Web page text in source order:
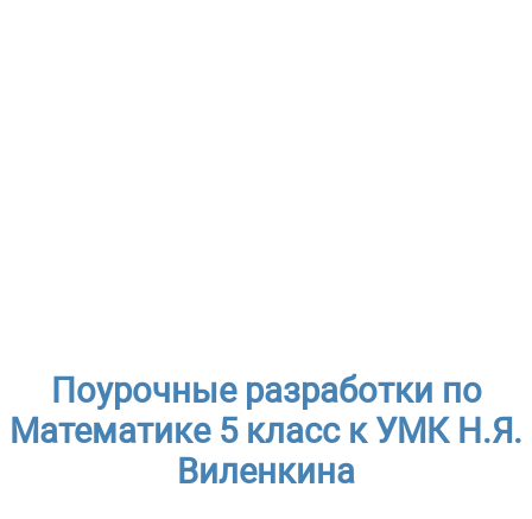
Поурочные разработки по
Математике 5 класс к УМК Н.Я.
Виленкина